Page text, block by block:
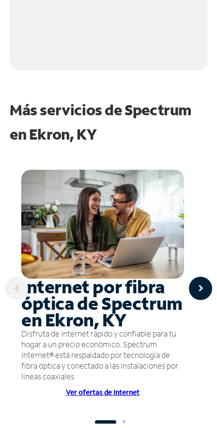
Más servicios de Spectrum
en Ekron, KY
Internet por fibra
óptica de Spectrum
en Ekron, KY
Disfruta de Internet rápido y confiable para tu
hogar a un precio económico. Spectrum
Internet® está respaldado por tecnología de
fibra óptica y conectado a las instalaciones por
líneas coaxiales.
Ver ofertas de Internet